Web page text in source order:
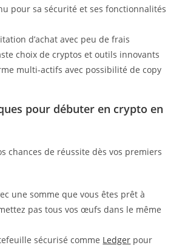
pour sa sécurité et ses fonctionnalités
d’achat avec peu de frais
choix de cryptos et outils innovants
multi-actifs avec possibilité de copy
pour débuter en crypto en
chances de réussite dès vos premiers
une somme que vous êtes prêt à
pas tous vos œufs dans le même
sécurisé comme Ledger pour